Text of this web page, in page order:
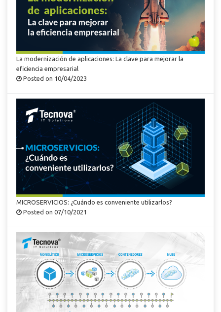
La modernización de aplicaciones: La clave para mejorar la
eficiencia empresarial
Posted on 10/04/2023
MICROSERVICIOS: ¿Cuándo es conveniente utilizarlos?
Posted on 07/10/2021